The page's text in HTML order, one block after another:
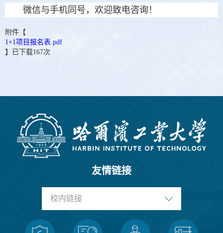
微信与手机同号，欢迎致电咨询！
附件【
1+1项目报名表.pdf
】已下载167次
友情链接
校内链接